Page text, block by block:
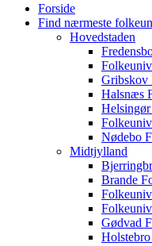
Forside
Find nærmeste
Hovedstaden
Gribskov
Halsnæs
Nødebo
Midtjylland
Brande
Gødvad